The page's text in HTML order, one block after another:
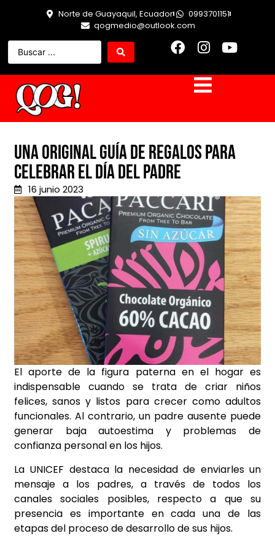
Norte de Guayaquil, Ecuador
0993701151
qogmedio@outlook.com
Una original guía de regalos para
celebrar el Día del Padre
16 junio 2023
El aporte de la figura paterna en el hogar es
indispensable cuando se trata de criar niños
felices, sanos y listos para crecer como adultos
funcionales. Al contrario, un padre ausente puede
generar baja autoestima y problemas de
confianza personal en los hijos.
La UNICEF destaca la necesidad de enviarles un
mensaje a los padres, a través de todos los
canales sociales posibles, respecto a que su
presencia es importante en cada una de las
etapas del proceso de desarrollo de sus hijos.